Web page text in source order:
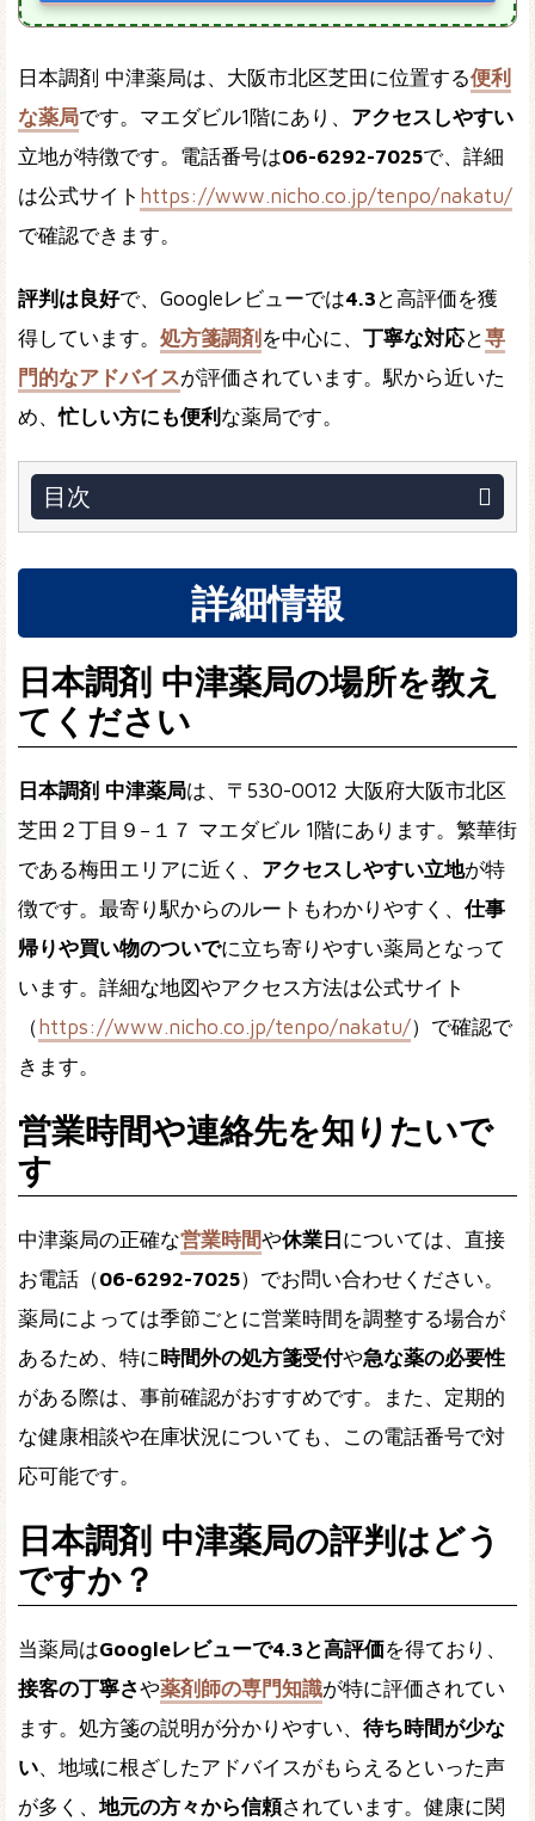
日本調剤 中津薬局は、大阪市北区芝田に位置する便利
な薬局です。マエダビル1階にあり、 アクセスしやすい
立地が特徴です。電話番号は06-6292-7025で、詳細
は公式サイト https://www.nicho.co.jp/tenpo/nakatu/
で確認できます。
評判は良好で、Googleレビューでは4.3 と高評価を獲
得しています。 処方箋調剤 を中心に、 丁寧な対応と専
門的なアドバイスが評価されています。駅から近いた
め、忙しい方にも便利 な薬局です。
目次
詳細情報
日本調剤 中津薬局の場所を教え
てください
日本調剤 中津薬局は、〒530-0012 大阪府大阪市北区
芝田２丁目９−１７ マエダビル 1階にあります。繁華街
である梅田エリアに近く、 アクセスしやすい立地が特
徴です。最寄り駅からのルートもわかりやすく、仕事
帰りや買い物のついでに立ち寄りやすい薬局となって
います。詳細な地図やアクセス方法は公式サイト
（https://www.nicho.co.jp/tenpo/nakatu/）で確認で
きます。
営業時間や連絡先を知りたいで
す
中津薬局の正確な営業時間や休業日については、直接
お電話（06-6292-7025）でお問い合わせください。
薬局によっては季節ごとに営業時間を調整する場合が
あるため、特に時間外の処方箋受付や急な薬の必要性
がある際は、事前確認がおすすめです。また、定期的
な健康相談や在庫状況についても、この電話番号で対
応可能です。
日本調剤 中津薬局の評判はどう
ですか？
当薬局はGoogleレビューで4.3と高評価を得ており、
接客の丁寧さや薬剤師の専門知識が特に評価されてい
ます。処方箋の説明が分かりやすい、 待ち時間が少な
い、地域に根ざしたアドバイスがもらえるといった声
が多く、 地元の方々から信頼されています。健康に関